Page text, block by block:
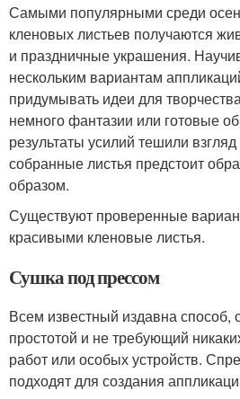
Самыми популярными среди
кленовых листьев получаются
и праздничные украшения.
нескольким вариантам
придумывать идеи для
немного фантазии или готовые
результаты усилий тешили
собранные листья предстоит
образом.
Существуют проверенные
красивыми кленовые листья.
Сушка под прессом
Всем известный издавна способ,
простотой и не требующий
работ или особых устройств.
подходят для создания